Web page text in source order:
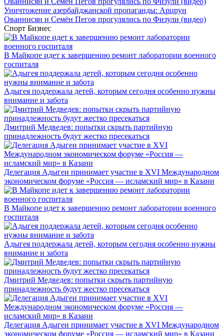
Уничтожение азербайджанской пропаганды: Арцрун
Ованнисян и Семён Пегов прогулялись по Физули (видео)
Спорт Бизнес
В Майкопе идет к завершению ремонт лаборатории военного
госпиталя
Адыгея поддержала детей, которым сегодня особенно нужны
внимание и забота
Дмитрий Медведев: попытки скрыть партийную
принадлежность будут жестко пресекаться
Делегация Адыгеи принимает участие в XVI Международном
экономическом форуме «Россия — исламский мир» в Казани
В Майкопе идет к завершению ремонт лаборатории военного
госпиталя
Адыгея поддержала детей, которым сегодня особенно нужны
внимание и забота
Дмитрий Медведев: попытки скрыть партийную
принадлежность будут жестко пресекаться
Делегация Адыгеи принимает участие в XVI Международном
экономическом форуме «Россия — исламский мир» в Казани